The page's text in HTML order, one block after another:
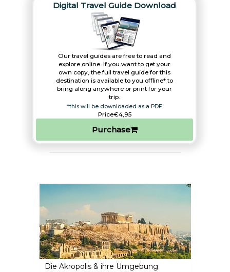
Digital Travel Guide Download
Our travel guides are free to read and
explore online. If you want to get your
own copy, the full travel guide for this
destination is available to you offline* to
bring along anywhere or print for your
trip.​
*this will be downloaded as a PDF.
Price€4,95
Purchase
Die Akropolis & ihre Umgebung